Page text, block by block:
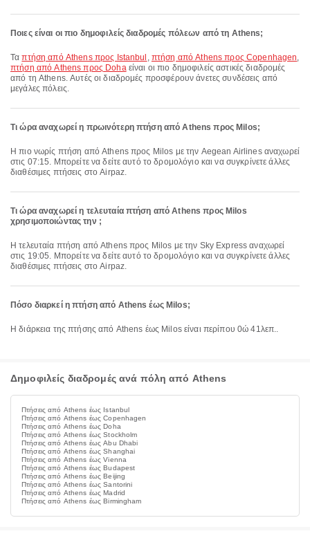
Ποιες είναι οι πιο δημοφιλείς διαδρομές πόλεων από τη Athens;
Ταπτήση από Athens προς Istanbul , πτήση από Athens προς Copenhagen,
πτήση από Athens προς Dohaείναι οι πιο δημοφιλείς αστικές διαδρομές
από τη Athens. Αυτές οι διαδρομές προσφέρουν άνετες συνδέσεις από
μεγάλες πόλεις.
Τι ώρα αναχωρεί η πρωινότερη πτήση από Athens προς Milos;
Η πιο νωρίς πτήση από Athens προς Milos με την Aegean Airlines αναχωρεί
στις 07:15. Μπορείτε να δείτε αυτό το δρομολόγιο και να συγκρίνετε άλλες
διαθέσιμες πτήσεις στο Airpaz.
Τι ώρα αναχωρεί η τελευταία πτήση από Athens προς Milos
χρησιμοποιώντας την ;
Η τελευταία πτήση από Athens προς Milos με την Sky Express αναχωρεί
στις 19:05. Μπορείτε να δείτε αυτό το δρομολόγιο και να συγκρίνετε άλλες
διαθέσιμες πτήσεις στο Airpaz.
Πόσο διαρκεί η πτήση από Athens έως Milos;
Η διάρκεια της πτήσης από Athens έως Milos είναι περίπου 0ώ 41λεπ..
Δημοφιλείς διαδρομές ανά πόλη από Athens
Πτήσεις από Athens έως Istanbul
Πτήσεις από Athens έως Copenhagen
Πτήσεις από Athens έως Doha
Πτήσεις από Athens έως Stockholm
Πτήσεις από Athens έως Abu Dhabi
Πτήσεις από Athens έως Shanghai
Πτήσεις από Athens έως Vienna
Πτήσεις από Athens έως Budapest
Πτήσεις από Athens έως Beijing
Πτήσεις από Athens έως Santorini
Πτήσεις από Athens έως Madrid
Πτήσεις από Athens έως Birmingham